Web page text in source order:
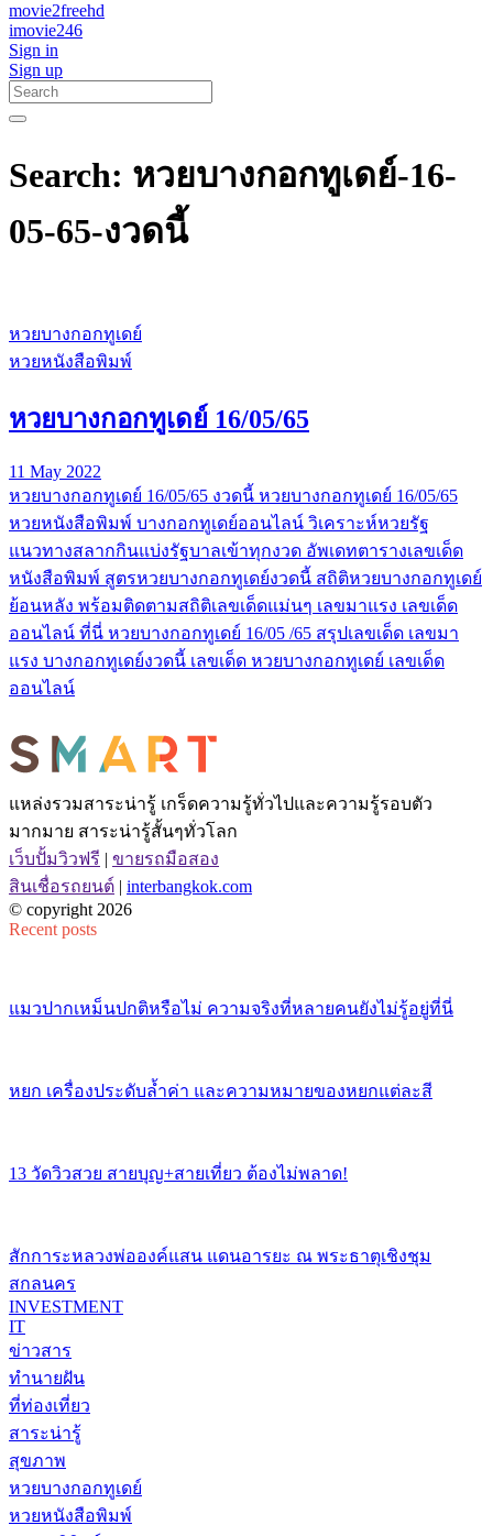
movie2freehd
imovie246
Sign in
Sign up
Search: หวยบางกอกทูเดย์-16-
05-65-งวดนี้
หวยบางกอกทูเดย์
หวยหนังสือพิมพ์
หวยบางกอกทูเดย์ 16/05/65
11 May 2022
หวยบางกอกทูเดย์ 16/05/65 งวดนี้ หวยบางกอกทูเดย์ 16/05/65
หวยหนังสือพิมพ์ บางกอกทูเดย์ออนไลน์ วิเคราะห์หวยรัฐ
แนวทางสลากกินแบ่งรัฐบาลเข้าทุกงวด อัพเดทตารางเลขเด็ด
หนังสือพิมพ์ สูตรหวยบางกอกทูเดย์งวดนี้ สถิติหวยบางกอกทูเดย์
ย้อนหลัง พร้อมติดตามสถิติเลขเด็ดแม่นๆ เลขมาแรง เลขเด็ด
ออนไลน์ ที่นี่ หวยบางกอกทูเดย์ 16/05 /65 สรุปเลขเด็ด เลขมา
แรง บางกอกทูเดย์งวดนี้ เลขเด็ด หวยบางกอกทูเดย์ เลขเด็ด
ออนไลน์
แหล่งรวมสาระน่ารู้ เกร็ดความรู้ทั่วไปและความรู้รอบตัว
มากมาย สาระน่ารู้สั้นๆทั่วโลก
เว็บปั้มวิวฟรี | ขายรถมือสอง
สินเชื่อรถยนต์ | interbangkok.com
© copyright 2026
Recent posts
แมวปากเหม็นปกติหรือไม่ ความจริงที่หลายคนยังไม่รู้อยู่ที่นี่
หยก เครื่องประดับล้ำค่า และความหมายของหยกแต่ละสี
13 วัดวิวสวย สายบุญ+สายเที่ยว ต้องไม่พลาด!
สักการะหลวงพ่อองค์แสน แดนอารยะ ณ พระธาตุเชิงชุม
สกลนคร
INVESTMENT
IT
ข่าวสาร
ทำนายฝัน
ที่ท่องเที่ยว
สาระน่ารู้
สุขภาพ
หวยบางกอกทูเดย์
หวยหนังสือพิมพ์